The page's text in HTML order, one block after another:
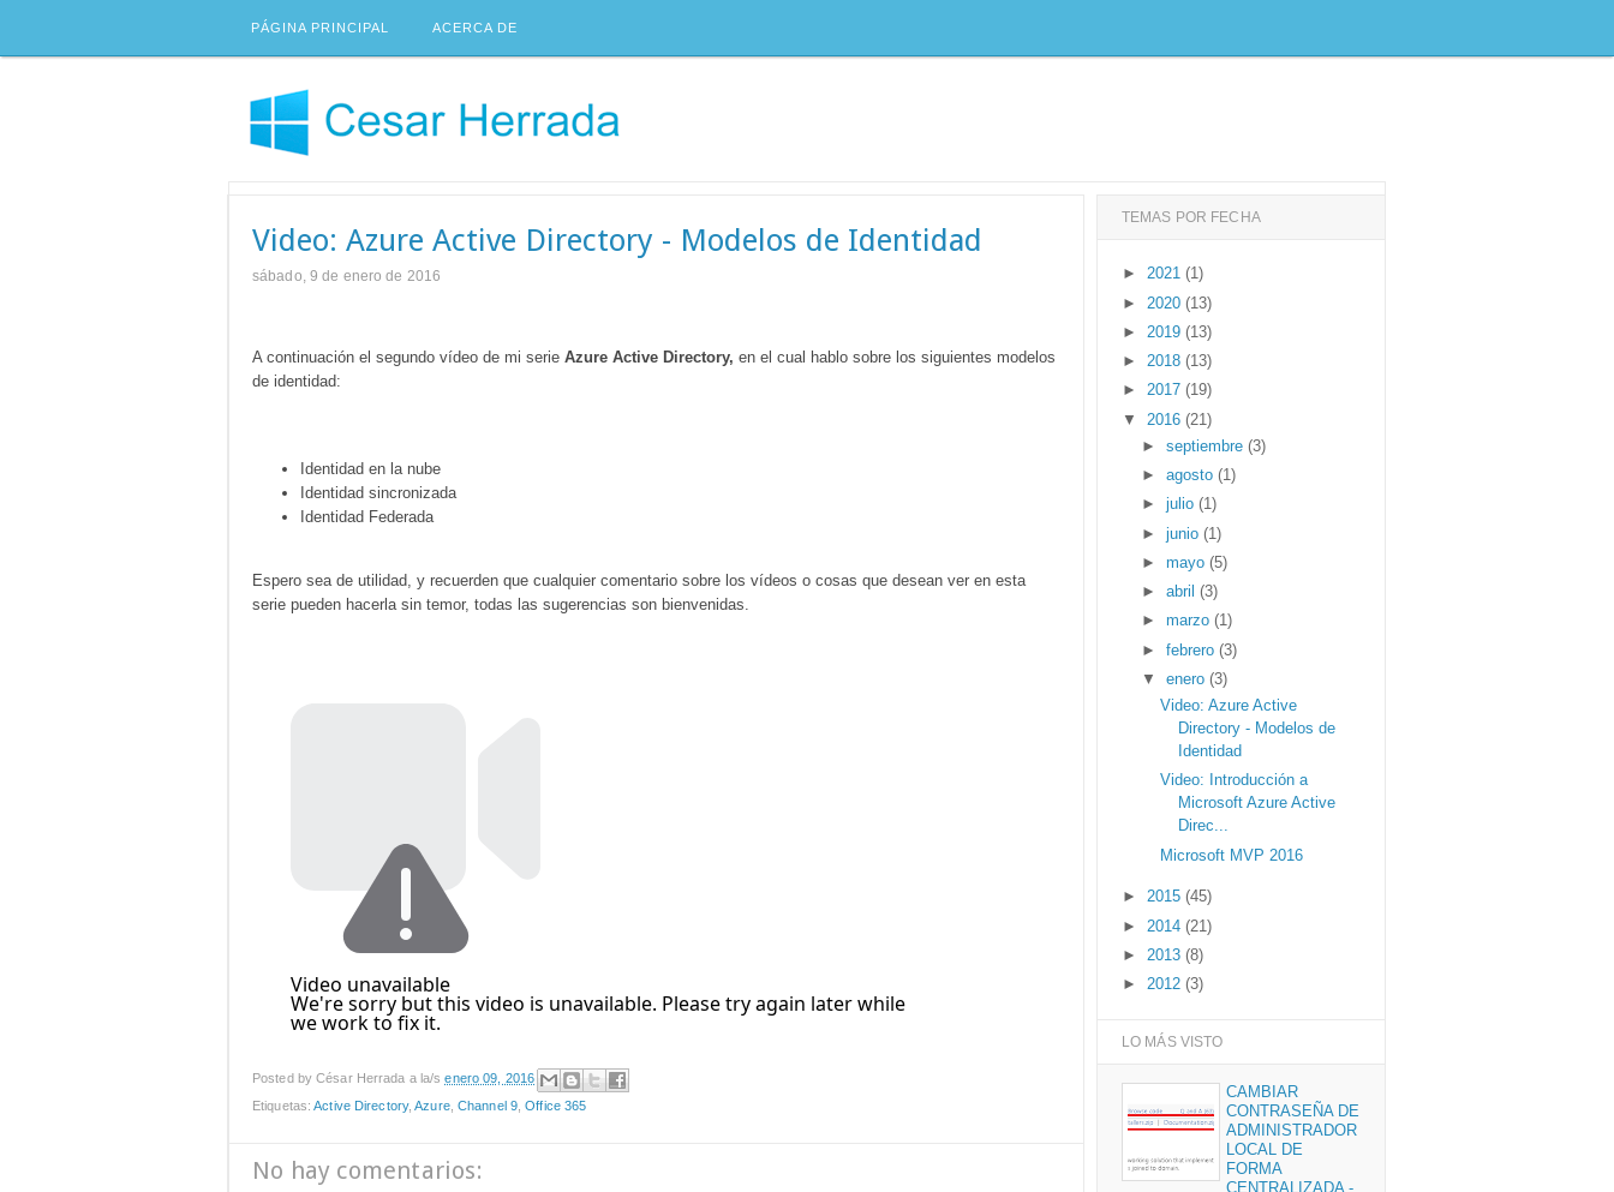
PÁGINA PRINCIPAL ACERCA DE
Video: Azure Active Directory - Modelos de Identidad
sábado, 9 de enero de 2016
A continuación el segundo vídeo de mi serie Azure Active Directory, en el cual hablo sobre los siguientes modelos
de identidad:
Identidad en la nube
Identidad sincronizada
Identidad Federada
Espero sea de utilidad, y recuerden que cualquier comentario sobre los vídeos o cosas que desean ver en esta
serie pueden hacerla sin temor, todas las sugerencias son bienvenidas.
Posted byCésar Herrada a la/senero 09, 2016
Etiquetas:Active Directory,Azure,Channel 9 ,Office 365
No hay comentarios:
TEMAS POR FECHA
► 2021 (1)
► 2020 (13)
► 2019 (13)
► 2018 (13)
► 2017 (19)
▼ 2016 (21)
► septiembre (3)
► agosto (1)
► julio (1)
► junio (1)
► mayo (5)
► abril (3)
► marzo (1)
► febrero (3)
▼ enero (3)
Video: Azure Active
Directory - Modelos de
Identidad
Video: Introducción a
Microsoft Azure Active
Direc...
Microsoft MVP 2016
► 2015 (45)
► 2014 (21)
► 2013 (8)
► 2012 (3)
LO MÁS VISTO
CAMBIAR
CONTRASEÑA DE
ADMINISTRADOR
LOCAL DE
FORMA
CENTRALIZADA -